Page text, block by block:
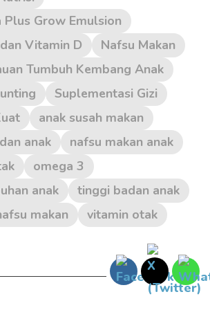
Plus Grow Emulsion
Vitamin D
Nafsu Makan
Tumbuh Kembang Anak
Suplementasi Gizi
anak susah makan
anak
nafsu makan anak
omega 3
anak
tinggi badan anak
makan
vitamin otak